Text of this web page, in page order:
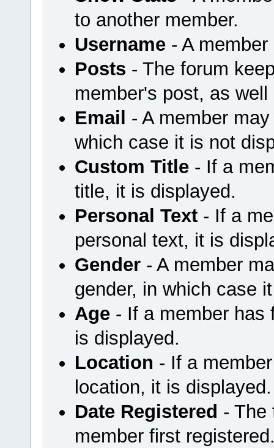
to another member.
Username- A member
Posts - The forum
member's post, as
Email - A member
which case it is not
Custom Title- If a
title, it is displayed.
Personal Text- If a
personal text, it is
Gender- A member
gender, in which case
Age- If a member has
is displayed.
Location - If a
location, it is displayed.
Date Registered - The
member first